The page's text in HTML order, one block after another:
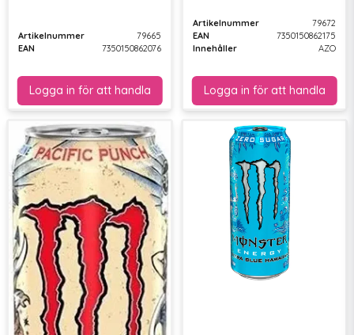
Artikelnummer
79665
EAN
7350150862076
Artikelnummer
79672
EAN
7350150862175
Innehåller
AZO